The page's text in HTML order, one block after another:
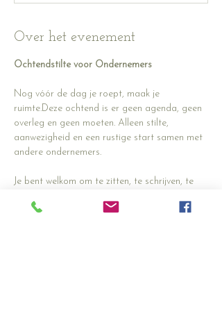
Over het evenement
Ochtendstilte voor Ondernemers
Nog vóór de dag je roept, maak je
ruimte.Deze ochtend is er geen agenda, geen
overleg en geen moeten. Alleen stilte,
aanwezigheid en een rustige start samen met
andere ondernemers.
Je bent welkom om te zitten, te schrijven, te
bedding: ze helpt je landen, ordenen en